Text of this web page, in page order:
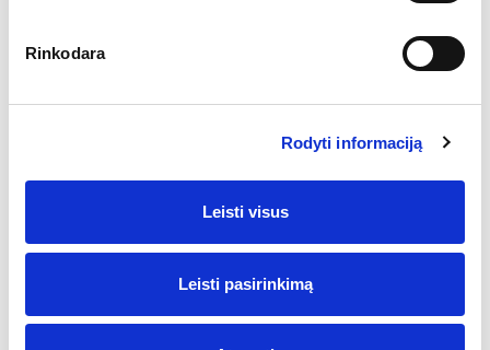
Rinkodara
Rodyti informaciją
Leisti visus
Leisti pasirinkimą
48,7 47,4
Euro zonos
balandžio
paslaugų
sektoriaus
49,7